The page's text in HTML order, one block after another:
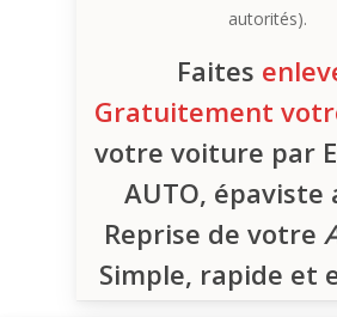
autorités).
Faites
Gratuitement
votre voiture par
AUTO, épaviste
Reprise de votre
Simple, rapide et